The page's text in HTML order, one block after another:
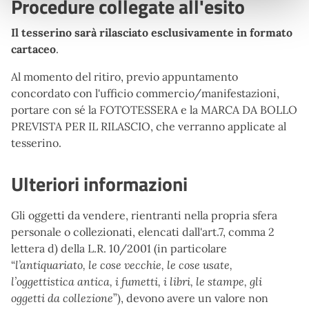
Procedure collegate all'esito
Il tesserino sarà rilasciato esclusivamente in formato
cartaceo.
Al momento del ritiro, previo appuntamento
concordato con l'ufficio commercio/manifestazioni,
portare con sé la FOTOTESSERA e la MARCA DA BOLLO
PREVISTA PER IL RILASCIO, che verranno applicate al
tesserino.
Ulteriori informazioni
Gli oggetti da vendere, rientranti nella propria sfera
personale o collezionati, elencati dall'art.7, comma 2
lettera d) della L.R. 10/2001 (in particolare
“l’antiquariato, le cose vecchie, le cose usate,
l’oggettistica antica, i fumetti, i libri, le stampe, gli
oggetti da collezione”), devono avere un valore non